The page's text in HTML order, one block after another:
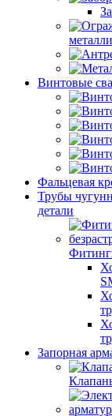
Винтовые
Фальцевая
Трубы
детали
Запорная